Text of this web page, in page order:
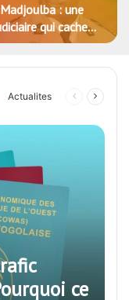
: une
qui cache
du crime au
Actualites
Page
ce